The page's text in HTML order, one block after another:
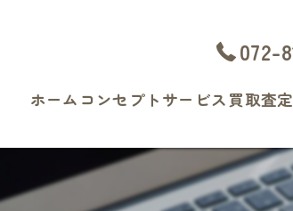
072-
ホーム コンセプト サービス
よくある質問
買取査